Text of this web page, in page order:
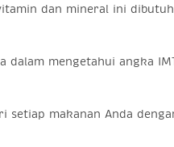
dan mineral ini
dalam mengetahui angka
makanan Anda